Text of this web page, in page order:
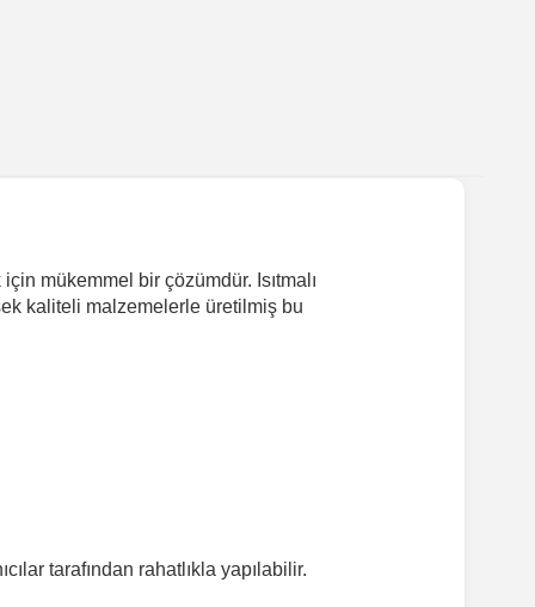
mükemmel bir çözümdür. Isıtmalı
kaliteli malzemelerle üretilmiş bu
tarafından rahatlıkla yapılabilir.